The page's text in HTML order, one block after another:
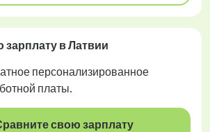
в Латвии
персонализированное
платы.
свою зарплату